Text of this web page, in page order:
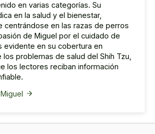
en varias categorías. Su
en la salud y el bienestar,
centrándose en las razas de perros
de Miguel por el cuidado de
evidente en su cobertura en
problemas de salud del Shih Tzu,
los lectores reciban información